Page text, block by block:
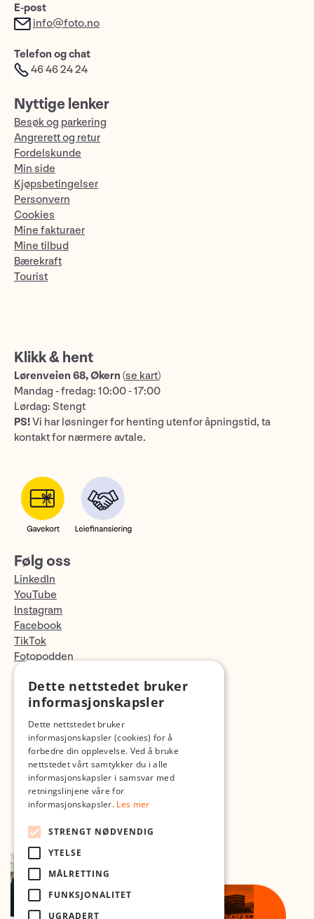
E-post
info@foto.no
Telefon og chat
46 46 24 24
Nyttige lenker
Besøk og parkering
Angrerett og retur
Fordelskunde
Min side
Kjøpsbetingelser
Personvern
Cookies
Mine fakturaer
Mine tilbud
Bærekraft
Tourist
Klikk & hent
Lørenveien 68, Økern (se kart)
Mandag - fredag: 10:00 - 17:00
Lørdag: Stengt
PS!Vi har løsninger for henting utenfor åpningstid, ta
kontakt for nærmere avtale.
Følg oss
LinkedIn
YouTube
Instagram
Facebook
TikTok
Fotopodden
Med forbehold om skrive- og lagerfeil
Dette nettstedet bruker
informasjonskapsler
Dette nettstedet bruker
informasjonskapsler (cookies) for å
forbedre din opplevelse. Ved å bruke
nettstedet vårt samtykker du i alle
informasjonskapsler i samsvar med
retningslinjene våre for
informasjonskapsler. Les mer
STRENGT NØDVENDIG
YTELSE
MÅLRETTING
FUNKSJONALITET
UGRADERT